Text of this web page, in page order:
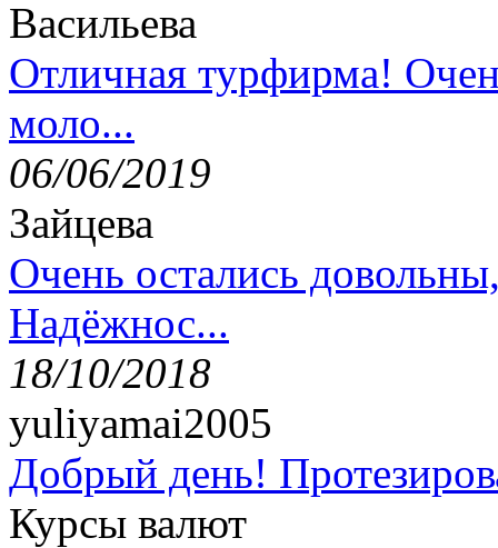
Васильева
Отличная турфирма!
моло...
06/06/2019
Зайцева
Очень остались
Надёжнос...
18/10/2018
yuliyamai2005
Добрый день!
Курсы валют